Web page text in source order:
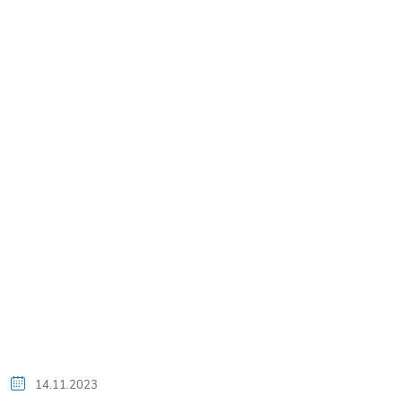
14.11.2023